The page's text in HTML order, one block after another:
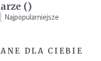
()
Najpopularniejsze
DLA CIEBIE